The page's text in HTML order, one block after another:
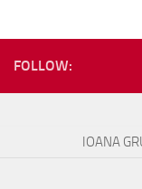
FOLLOW:
IOANA